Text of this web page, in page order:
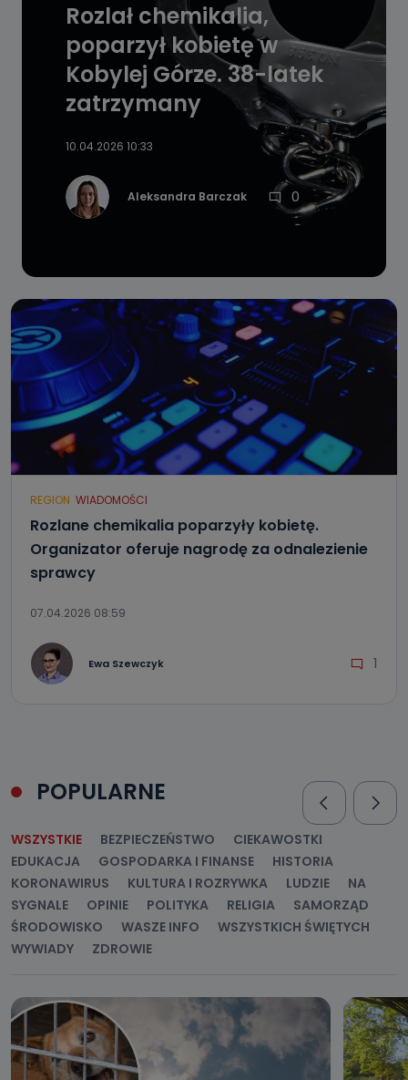
Rozlał chemikalia,
poparzył kobietę w
Kobylej Górze. 38-latek
zatrzymany
10.04.2026 10:33
Aleksandra Barczak 0
REGION WIADOMOŚCI
Rozlane chemikalia poparzyły kobietę.
Organizator oferuje nagrodę za odnalezienie
sprawcy
07.04.2026 08:59
Ewa Szewczyk 1
POPULARNE
WSZYSTKIE BEZPIECZEŃSTWO
CIEKAWOSTKI
EDUKACJA
GOSPODARKA I FINANSE
HISTORIA
KORONAWIRUS
KULTURA I ROZRYWKA LUDZIE
NA
SYGNALE
OPINIE POLITYKA RELIGIA
SAMORZĄD
ŚRODOWISKO
WASZE INFO
WSZYSTKICH ŚWIĘTYCH
WYWIADY
ZDROWIE